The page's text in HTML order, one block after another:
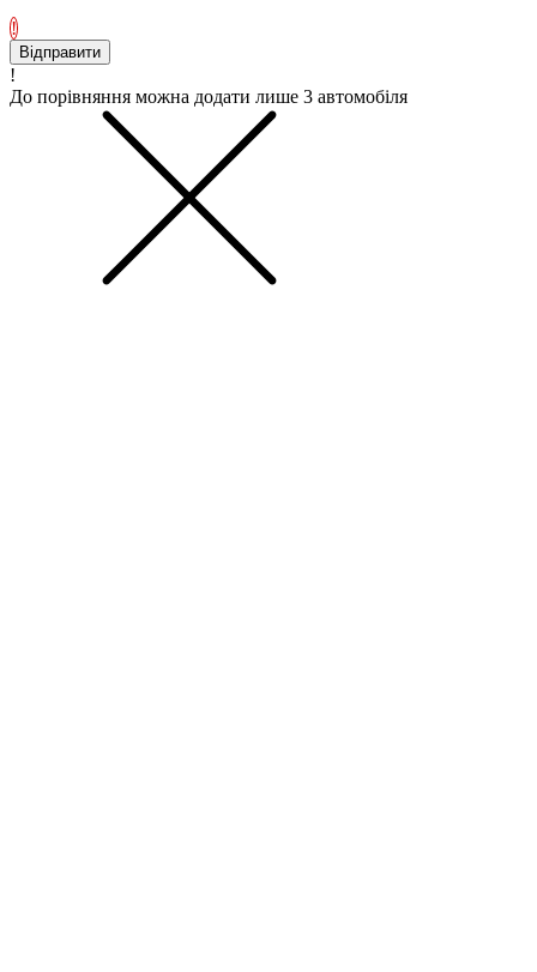
!
Відправити
!
До порівняння можна додати лише 3 автомобіля